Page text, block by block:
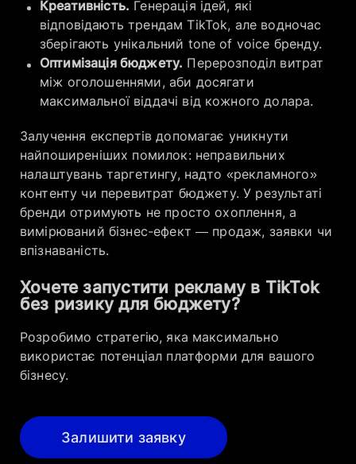
Креативність. Генерація ідей, які
відповідають трендам TikTok, але водночас
зберігають унікальний tone of voice бренду.
Оптимізація бюджету. Перерозподіл витрат
між оголошеннями, аби досягати
максимальної віддачі від кожного долара.
Залучення експертів допомагає уникнути
найпоширеніших помилок: неправильних
налаштувань таргетингу, надто «рекламного»
контенту чи перевитрат бюджету. У результаті
бренди отримують не просто охоплення, а
вимірюваний бізнес-ефект — продаж, заявки чи
впізнаваність.
Хочете запустити рекламу в TikTok
без ризику для бюджету?
Розробимо стратегію, яка максимально
використає потенціал платформи для вашого
бізнесу.
Залишити заявку